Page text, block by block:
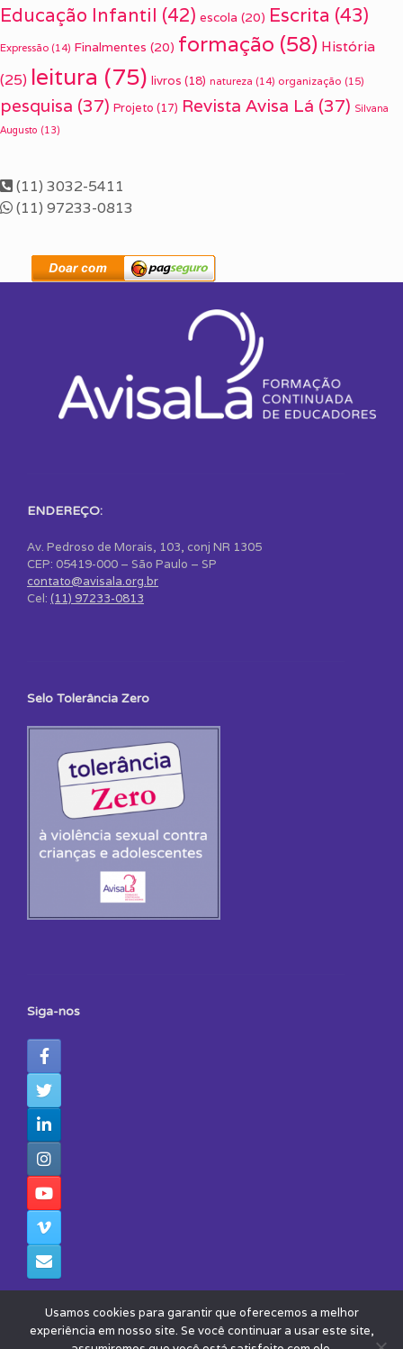
Educação Infantil (42) escola (20) Escrita (43)
Expressão (14) Finalmentes (20) formação (58) História
(25) leitura (75) livros (18) natureza (14) organização (15)
pesquisa (37) Projeto (17) Revista Avisa Lá (37) Silvana
Augusto (13)
(11) 3032-5411
(11) 97233-0813
ENDEREÇO:
Av. Pedroso de Morais, 103, conj NR 1305
CEP: 05419-000 – São Paulo – SP
contato@avisala.org.br
Cel: (11) 97233-0813
Selo Tolerância Zero
Siga-nos
Usamos cookies para garantir que oferecemos a melhor
experiência em nosso site. Se você continuar a usar este site,